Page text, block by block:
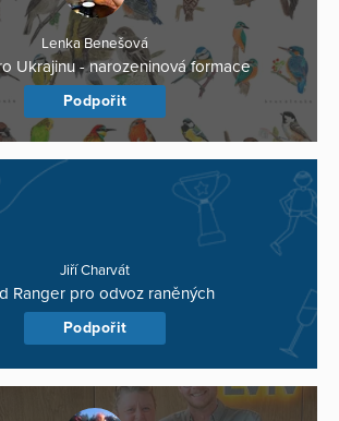
Lenka Benešová
Ukrajinu - narozeninová formace
Podpořit
Jiří Charvát
Ranger pro odvoz raněných
Podpořit